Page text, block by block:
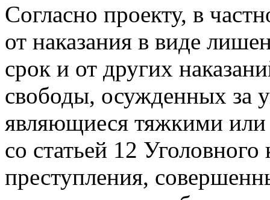
Согласно проекту, в
от наказания в виде
срок и от других
свободы, осужденных за
являющиеся тяжкими или
со статьей 12
преступления,